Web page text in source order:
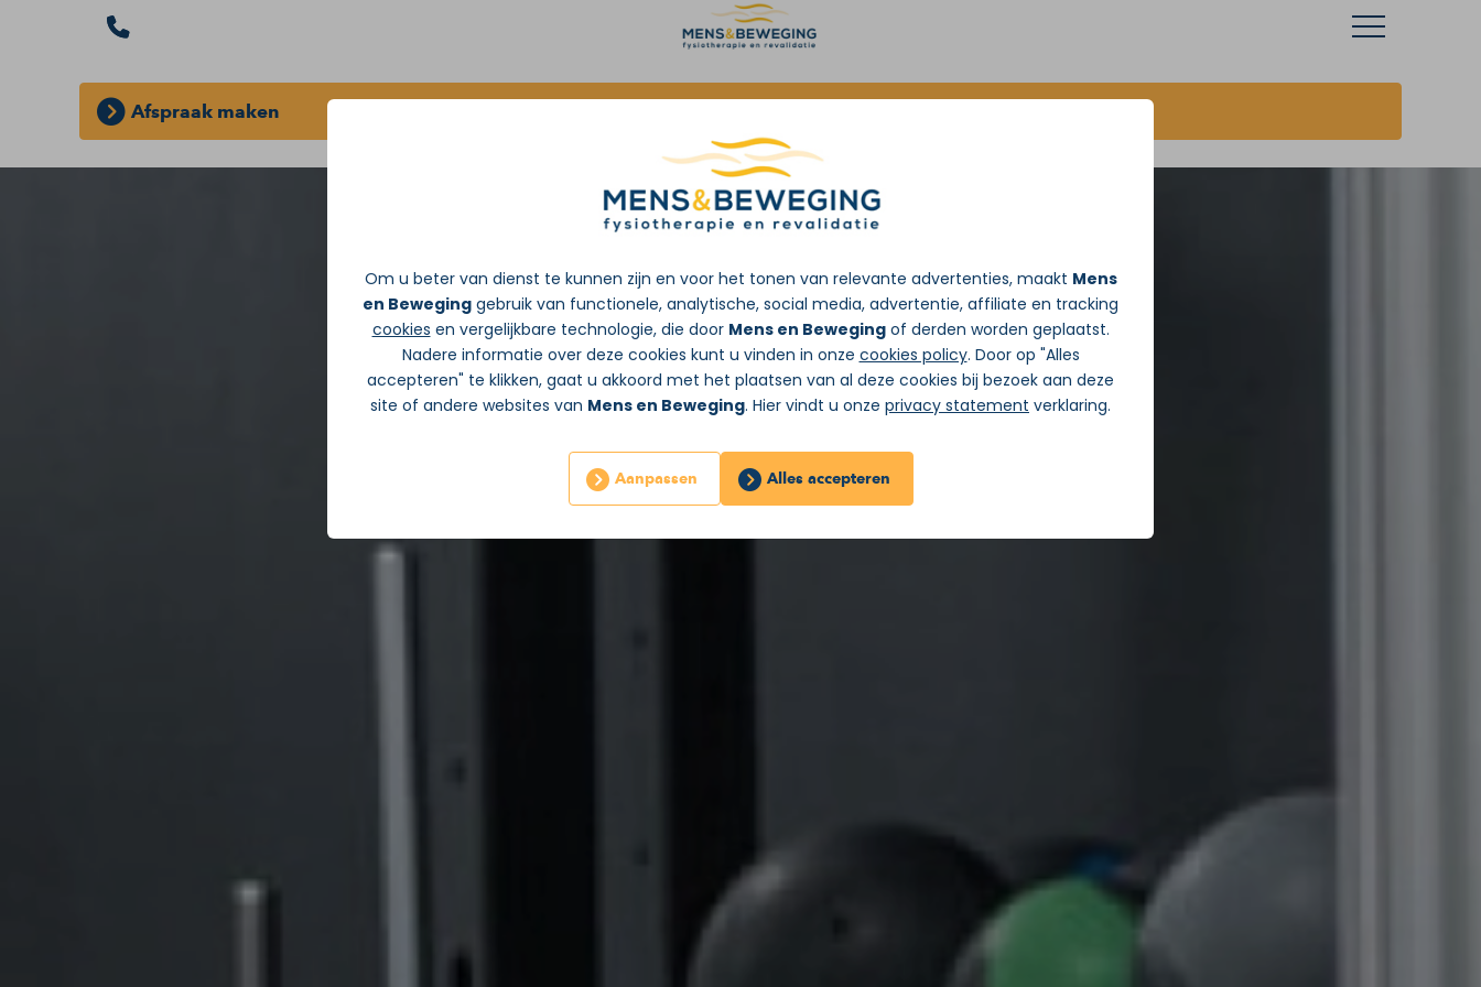
Om u beter van dienst te kunnen zijn en voor het tonen van relevante advertenties, maakt Mens
en Beweging gebruik van functionele, analytische, social media, advertentie, affiliate en tracking
cookies en vergelijkbare technologie, die door Mens en Bewegingof derden worden geplaatst.
Nadere informatie over deze cookies kunt u vinden in onze cookies policy. Door op "Alles
accepteren" te klikken, gaat u akkoord met het plaatsen van al deze cookies bij bezoek aan deze
site of andere websites van Mens en Beweging. Hier vindt u onze privacy statement verklaring.
Aanpassen Alles accepteren
Afspraak maken
Zonder doorverwijzing van de huisarts